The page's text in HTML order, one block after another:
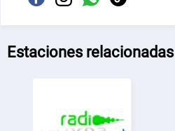
Estaciones relacionadas